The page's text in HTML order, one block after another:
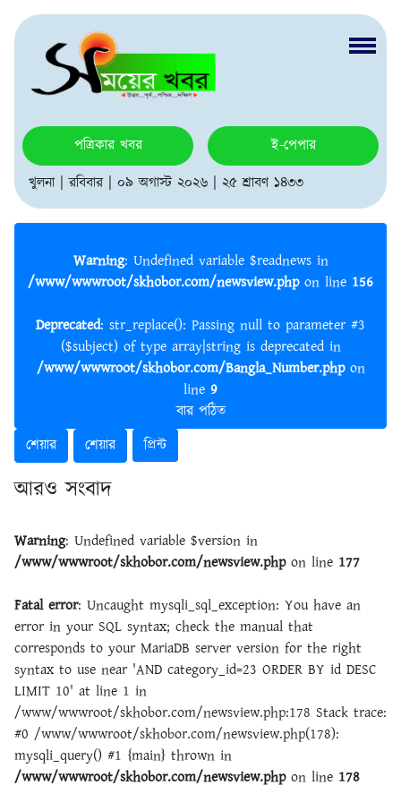
পত্রিকার খবর
ই-পেপার
খুলনা | রবিবার | ০৯ অগাস্ট ২০২৬ | ২৫ শ্রাবণ ১৪৩৩
Warning : Undefined variable $readnews in
/www/wwwroot/skhobor.com/newsview.phpon line 156
Deprecated: str_replace(): Passing null to parameter #3
($subject) of type array|string is deprecated in
/www/wwwroot/skhobor.com/Bangla_Number.phpon
line 9
বার পঠিত
শেয়ার
শেয়ার প্রিন্ট
আরও সংবাদ
Warning: Undefined variable $version in
/www/wwwroot/skhobor.com/newsview.phpon line 177
Fatal error: Uncaught mysqli_sql_exception: You have an
error in your SQL syntax; check the manual that
corresponds to your MariaDB server version for the right
syntax to use near 'AND category_id=23 ORDER BY id DESC
LIMIT 10' at line 1 in
/www/wwwroot/skhobor.com/newsview.php:178 Stack trace:
#0 /www/wwwroot/skhobor.com/newsview.php(178):
mysqli_query() #1 {main} thrown in
/www/wwwroot/skhobor.com/newsview.phpon line 178